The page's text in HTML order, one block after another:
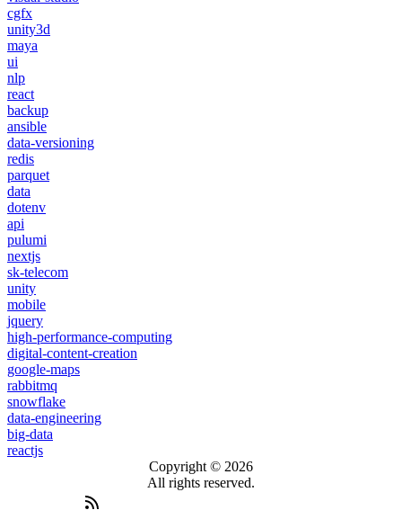
cgfx
unity3d
maya
ui
nlp
react
backup
ansible
data-versioning
redis
parquet
data
dotenv
api
pulumi
nextjs
sk-telecom
unity
mobile
jquery
high-performance-computing
digital-content-creation
google-maps
rabbitmq
snowflake
data-engineering
big-data
reactjs
Copyright © 2026
All rights reserved.